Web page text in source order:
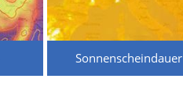
Sonnenscheindauer